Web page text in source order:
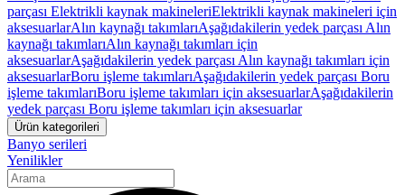
parçası Elektrikli kaynak makineleriElektrikli kaynak makineleri için
aksesuarlarAlın kaynağı takımlarıAşağıdakilerin yedek parçası Alın
kaynağı takımlarıAlın kaynağı takımları için
aksesuarlarAşağıdakilerin yedek parçası Alın kaynağı takımları için
aksesuarlarBoru işleme takımlarıAşağıdakilerin yedek parçası Boru
işleme takımlarıBoru işleme takımları için aksesuarlarAşağıdakilerin
yedek parçası Boru işleme takımları için aksesuarlar
Ürün kategorileri
Banyo serileri
Yenilikler